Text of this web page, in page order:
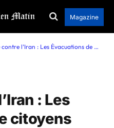
Magazine
: Les Évacuations de citoyens américains entachées par un chaos interne Washington 2026
: Les
citoyens